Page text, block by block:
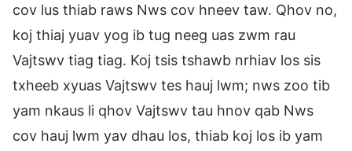
cov lus thiab raws Nws cov hneev taw. Qhov no,
koj thiaj yuav yog ib tug neeg uas zwm rau
Vajtswv tiag tiag. Koj tsis tshawb nrhiav los sis
txheeb xyuas Vajtswv tes hauj lwm; nws zoo tib
yam nkaus li qhov Vajtswv tau hnov qab Nws
cov hauj lwm yav dhau los, thiab koj los ib yam